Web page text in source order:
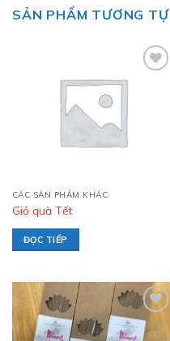
SẢN PHẨM TƯƠNG TỰ
CÁC SẢN PHẨM KHÁC
Giỏ quà Tết
ĐỌC TIẾP
Add to
wishlist